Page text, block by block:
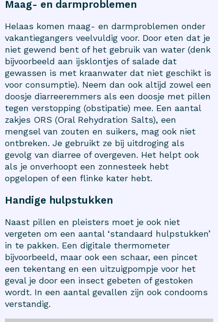
Maag- en darmproblemen
Helaas komen maag- en darmproblemen onder
vakantiegangers veelvuldig voor. Door eten dat je
niet gewend bent of het gebruik van water (denk
bijvoorbeeld aan ijsklontjes of salade dat
gewassen is met kraanwater dat niet geschikt is
voor consumptie). Neem dan ook altijd zowel een
doosje diarreeremmers als een doosje met pillen
tegen verstopping (obstipatie) mee. Een aantal
zakjes ORS (Oral Rehydration Salts), een
mengsel van zouten en suikers, mag ook niet
ontbreken. Je gebruikt ze bij uitdroging als
gevolg van diarree of overgeven. Het helpt ook
als je onverhoopt een zonnesteek hebt
opgelopen of een flinke kater hebt.
Handige hulpstukken
Naast pillen en pleisters moet je ook niet
vergeten om een aantal ‘standaard hulpstukken’
in te pakken. Een digitale thermometer
bijvoorbeeld, maar ook een schaar, een pincet
een tekentang en een uitzuigpompje voor het
geval je door een insect gebeten of gestoken
wordt. In een aantal gevallen zijn ook condooms
verstandig.